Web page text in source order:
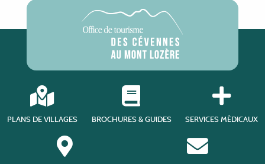
PLANS DE VILLAGES BROCHURES & GUIDES SERVICES MÉDICAUX